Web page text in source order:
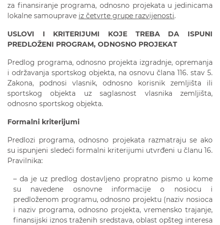
za finansiranje programa, odnosno projekata u jedinicama
lokalne samouprave iz četvrte grupe razvijenosti.
USLOVI I KRITERIJUMI KOJE TREBA DA ISPUNI
PREDLOŽENI PROGRAM, ODNOSNO PROJEKAT
Predlog programa, odnosno projekta izgradnje, opremanja
i održavanja sportskog objekta, na osnovu člana 116. stav 5.
Zakona, podnosi vlasnik, odnosno korisnik zemljišta ili
sportskog objekta uz saglasnost vlasnika zemljišta,
odnosno sportskog objekta.
Formalni kriterijumi
Predlozi programa, odnosno projekata razmatraju se ako
su ispunjeni sledeći formalni kriterijumi utvrđeni u članu 16.
Pravilnika:
– da je uz predlog dostavljeno propratno pismo u kome
su navedene osnovne informacije o nosiocu i
predloženom programu, odnosno projektu (naziv nosioca
i naziv programa, odnosno projekta, vremensko trajanje,
finansijski iznos traženih sredstava, oblast opšteg interesa